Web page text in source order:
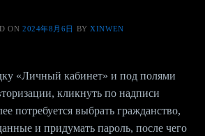
ON 2024年8月6日 BYXINWEN
«Личный кабинет» и под полями
кликнуть по надписи
потребуется выбрать гражданство,
и придумать пароль, после чего